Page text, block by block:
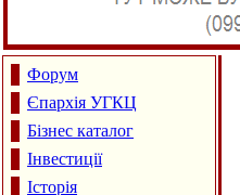
Форум
Єпархія УГКЦ
Бізнес каталог
Інвестиції
Історія